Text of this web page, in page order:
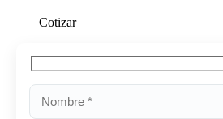
Cotizar